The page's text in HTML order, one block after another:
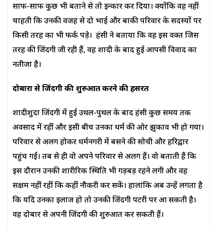
साफ-साफ कुछ भी बताने से तो इन्कार कर दिया। क्योंकि वह नहीं
चाहती कि उनकी वजह से दो भाई और बाकी परिवार के सदस्यों पर
किसी तरह का भी फर्क पड़े। हंसी ने बताया कि वह इस वक्त जिस
तरह की जिंदगी जी रही हैं, वह शादी के बाद हुई आपसी विवाद का
नतीजा है।
दोबारा से जिंदगी की शुरुआत करने की हसरत
शादीशुदा जिंदगी में हुई उथल-पुथल के बाद हंसी कुछ समय तक
अवसाद में रहीं और इसी बीच उनका धर्म की ओर झुकाव भी हो गया।
परिवार से अलग होकर धर्मनगरी में बसने की सोची और हरिद्वार
पहुंच गईं। तब से ही वो अपने परिवार से अलग हैं। वो बताती हैं कि
इस दौरान उनकी शारीरिक स्थिति भी गड़बड़ रहने लगी और वह
सक्षम नहीं रहीं कि कहीं नौकरी कर सकें। हालांकि अब उन्हें लगता है
कि यदि उनका इलाज हो तो उनकी जिंदगी पटरी पर आ सकती है।
वह दोबार से अपनी जिंदगी की शुरुआत कर सकती हैं।